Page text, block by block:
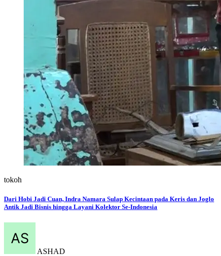
tokoh
Dari Hobi Jadi Cuan, Indra Namara Sulap Kecintaan pada Keris dan Joglo
Antik Jadi Bisnis hingga Layani Kolektor Se-Indonesia
ASHAD